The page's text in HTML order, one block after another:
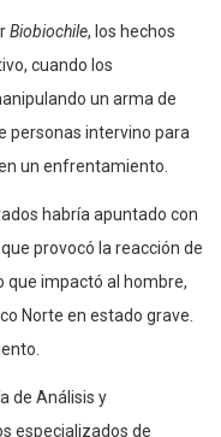
Biobiochile, los hechos
cuando los
un arma de
personas intervino para
un enfrentamiento.
habría apuntado con
provocó la reacción de
que impactó al hombre,
Norte en estado grave.
de Análisis y
especializados de